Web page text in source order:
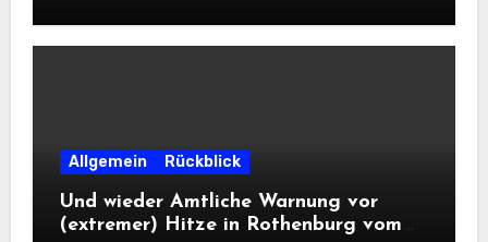
Allgemein Rückblick
Und wieder Amtliche Warnung vor
(extremer) Hitze in Rothenburg vom